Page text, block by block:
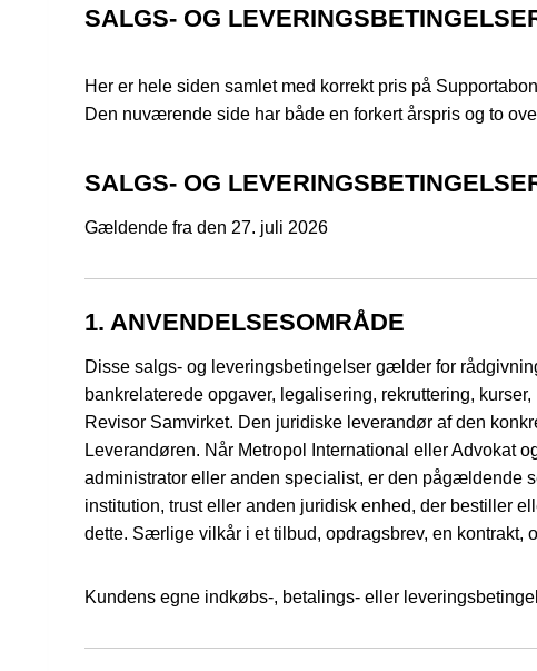
SALGS- OG
Her er hele siden samlet med korrekt pris på
Den nuværende side har både en forkert årspris og to
SALGS- OG
Gældende fra den 27. juli 2026
1. ANVENDELSESOMRÅDE
Disse salgs- og leveringsbetingelser gælder for
bankrelaterede opgaver, legalisering, rekruttering,
Revisor Samvirket. Den juridiske leverandør af den
Leverandøren. Når Metropol International eller Advokat
administrator eller anden specialist, er den pågældende
institution, trust eller anden juridisk enhed, der bestiller
dette. Særlige vilkår i et tilbud, opdragsbrev, en kontrakt,
Kundens egne indkøbs-, betalings- eller